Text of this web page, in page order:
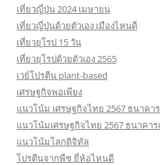
เที่ยวญี่ปุ่น 2024 เมษายน
เที่ยวญี่ปุ่นด้วยตัวเอง เมืองไหนดี
เที่ยวยุโรป 15 วัน
เที่ยวยุโรปด้วยตัวเอง 2565
เวย์โปรตีน plant-based
เศรษฐกิจพอเพียง
แนวโน้ม เศรษฐกิจไทย 2567 ธนาคา
แนวโน้มเศรษฐกิจไทย 2567 ธนาคา
แนวโน้มโลกดิจิทัล
โปรตีนจากพืช ยี่ห้อไหนดี